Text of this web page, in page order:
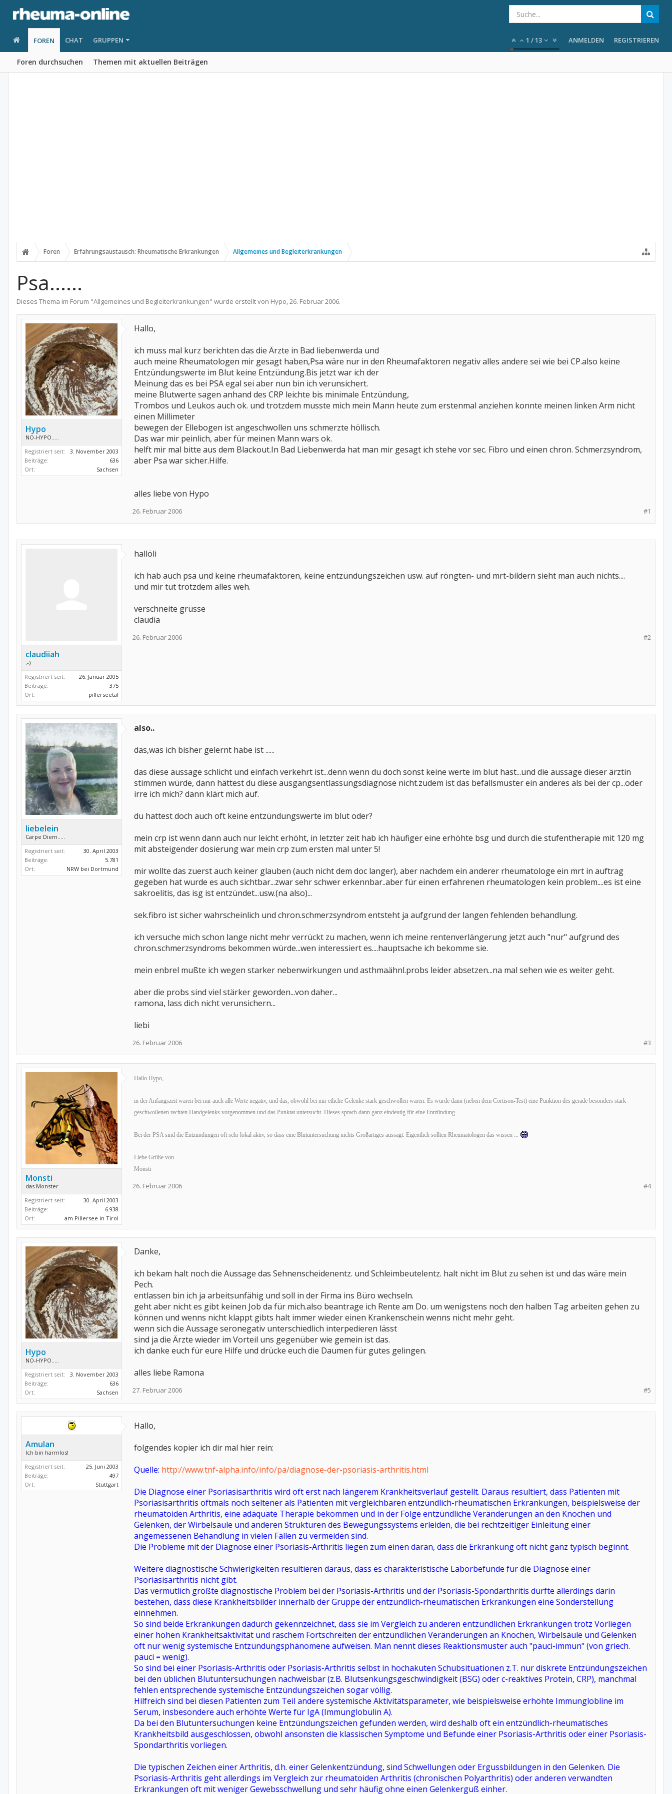
FOREN
Foren durchsuchen Themen mit aktuellen Beiträgen
CHAT GRUPPEN 1 /13 ANMELDEN REGISTRIEREN
Foren Erfahrungsaustausch: Rheumatische Erkrankungen Allgemeines und Begleiterkrankungen
Psa......
Dieses Thema im Forum "Allgemeines und Begleiterkrankungen" wurde erstellt von Hypo,26. Februar 2006.
Hypo
NO-HYPO.....
Registriert seit:
3. November 2003
Beiträge:
636
Ort:
Sachsen
Hallo,
ich muss mal kurz berichten das die Ärzte in Bad liebenwerda und
auch meine Rheumatologen mir gesagt haben,Psa wäre nur in den Rheumafaktoren negativ alles andere sei wie bei CP.also keine
Entzündungswerte im Blut keine Entzündung.Bis jetzt war ich der
Meinung das es bei PSA egal sei aber nun bin ich verunsichert.
meine Blutwerte sagen anhand des CRP leichte bis minimale Entzündung,
Trombos und Leukos auch ok. und trotzdem musste mich mein Mann heute zum erstenmal anziehen konnte meinen linken Arm nicht
einen Millimeter
bewegen der Ellebogen ist angeschwollen uns schmerzte höllisch.
Das war mir peinlich, aber für meinen Mann wars ok.
helft mir mal bitte aus dem Blackout.In Bad Liebenwerda hat man mir gesagt ich stehe vor sec. Fibro und einen chron. Schmerzsyndrom,
aber Psa war sicher.Hilfe.
alles liebe von Hypo
#1
26. Februar 2006
claudiiah
:-)
Registriert seit:
26. Januar 2005
Beiträge:
375
Ort:
pillerseetal
hallöli
ich hab auch psa und keine rheumafaktoren, keine entzündungszeichen usw. auf röngten- und mrt-bildern sieht man auch nichts....
und mir tut trotzdem alles weh.
verschneite grüsse
claudia
#2
26. Februar 2006
liebelein
Carpe Diem.....
Registriert seit:
30. April 2003
Beiträge:
5.781
Ort:
NRW bei Dortmund
also..
das,was ich bisher gelernt habe ist ......
das diese aussage schlicht und einfach verkehrt ist...denn wenn du doch sonst keine werte im blut hast...und die aussage dieser ärztin
stimmen würde, dann hättest du diese ausgangsentlassungsdiagnose nicht.zudem ist das befallsmuster ein anderes als bei der cp...oder
irre ich mich? dann klärt mich auf.
du hattest doch auch oft keine entzündungswerte im blut oder?
mein crp ist wenn dann auch nur leicht erhöht, in letzter zeit hab ich häufiger eine erhöhte bsg und durch die stufentherapie mit 120 mg
mit absteigender dosierung war mein crp zum ersten mal unter 5!
mir wollte das zuerst auch keiner glauben (auch nicht dem doc langer), aber nachdem ein anderer rheumatologe ein mrt in auftrag
gegeben hat wurde es auch sichtbar...zwar sehr schwer erkennbar..aber für einen erfahrenen rheumatologen kein problem....es ist eine
sakroelitis, das isg ist entzündet...usw.(na also)...
sek.fibro ist sicher wahrscheinlich und chron.schmerzsyndrom entsteht ja aufgrund der langen fehlenden behandlung.
ich versuche mich schon lange nicht mehr verrückt zu machen, wenn ich meine rentenverlängerung jetzt auch "nur" aufgrund des
chron.schmerzsyndroms bekommen würde...wen interessiert es....hauptsache ich bekomme sie.
mein enbrel mußte ich wegen starker nebenwirkungen und asthmaähnl.probs leider absetzen...na mal sehen wie es weiter geht.
aber die probs sind viel stärker geworden...von daher...
ramona, lass dich nicht verunsichern...
liebi
#3
26. Februar 2006
Monsti
das Monster
Registriert seit:
30. April 2003
Beiträge:
6.938
Ort:
am Pillersee in Tirol
Hallo Hypo,
in der Anfangszeit waren bei mir auch alle Werte negativ, und das, obwohl bei mir etliche Gelenke stark geschwollen waren. Es wurde dann (neben dem Cortison-Test) eine Punktion des gerade besonders stark
geschwollenen rechten Handgelenks vorgenommen und das Punktat untersucht. Dieses sprach dann ganz eindeutig für eine Entzündung.
Bei der PSA sind die Entzündungen oft sehr lokal aktiv, so dass eine Blutuntersuchung nichts Großartiges aussagt. Eigentlich sollten Rheumatologen das wissen ...
Liebe Grüße von
Monsti
#4
26. Februar 2006
Hypo
NO-HYPO.....
Registriert seit:
3. November 2003
Beiträge:
636
Ort:
Sachsen
Danke,
ich bekam halt noch die Aussage das Sehnenscheidenentz. und Schleimbeutelentz. halt nicht im Blut zu sehen ist und das wäre mein
Pech.
entlassen bin ich ja arbeitsunfähig und soll in der Firma ins Büro wechseln.
geht aber nicht es gibt keinen Job da für mich.also beantrage ich Rente am Do. um wenigstens noch den halben Tag arbeiten gehen zu
können und wenns nicht klappt gibts halt immer wieder einen Krankenschein wenns nicht mehr geht.
wenn sich die Aussage seronegativ unterschiedlich interpedieren lässt
sind ja die Ärzte wieder im Vorteil uns gegenüber wie gemein ist das.
ich danke euch für eure Hilfe und drücke euch die Daumen für gutes gelingen.
alles liebe Ramona
#5
27. Februar 2006
Amulan
Ich bin harmlos!
Registriert seit:
25. Juni 2003
Beiträge:
497
Ort:
Stuttgart
Hallo,
folgendes kopier ich dir mal hier rein:
Quelle: http://www.tnf-alpha.info/info/pa/diagnose-der-psoriasis-arthritis.html
Die Diagnose einer Psoriasisarthritis wird oft erst nach längerem Krankheitsverlauf gestellt. Daraus resultiert, dass Patienten mit
Psoriasisarthritis oftmals noch seltener als Patienten mit vergleichbaren entzündlich-rheumatischen Erkrankungen, beispielsweise der
rheumatoiden Arthritis, eine adäquate Therapie bekommen und in der Folge entzündliche Veränderungen an den Knochen und
Gelenken, der Wirbelsäule und anderen Strukturen des Bewegungssystems erleiden, die bei rechtzeitiger Einleitung einer
angemessenen Behandlung in vielen Fällen zu vermeiden sind.
Die Probleme mit der Diagnose einer Psoriasis-Arthritis liegen zum einen daran, dass die Erkrankung oft nicht ganz typisch beginnt.
Weitere diagnostische Schwierigkeiten resultieren daraus, dass es charakteristische Laborbefunde für die Diagnose einer
Psoriasisarthritis nicht gibt.
Das vermutlich größte diagnostische Problem bei der Psoriasis-Arthritis und der Psoriasis-Spondarthritis dürfte allerdings darin
bestehen, dass diese Krankheitsbilder innerhalb der Gruppe der entzündlich-rheumatischen Erkrankungen eine Sonderstellung
einnehmen.
So sind beide Erkrankungen dadurch gekennzeichnet, dass sie im Vergleich zu anderen entzündlichen Erkrankungen trotz Vorliegen
einer hohen Krankheitsaktivität und raschem Fortschreiten der entzündlichen Veränderungen an Knochen, Wirbelsäule und Gelenken
oft nur wenig systemische Entzündungsphänomene aufweisen. Man nennt dieses Reaktionsmuster auch "pauci-immun" (von griech.
pauci = wenig).
So sind bei einer Psoriasis-Arthritis oder Psoriasis-Arthritis selbst in hochakuten Schubsituationen z.T. nur diskrete Entzündungszeichen
bei den üblichen Blutuntersuchungen nachweisbar (z.B. Blutsenkungsgeschwindigkeit (BSG) oder c-reaktives Protein, CRP), manchmal
fehlen entsprechende systemische Entzündungszeichen sogar völlig.
Hilfreich sind bei diesen Patienten zum Teil andere systemische Aktivitätsparameter, wie beispielsweise erhöhte Immunglobline im
Serum, insbesondere auch erhöhte Werte für IgA (Immunglobulin A).
Da bei den Blutuntersuchungen keine Entzündungszeichen gefunden werden, wird deshalb oft ein entzündlich-rheumatisches
Krankheitsbild ausgeschlossen, obwohl ansonsten die klassischen Symptome und Befunde einer Psoriasis-Arthritis oder einer Psoriasis-
Spondarthritis vorliegen.
Die typischen Zeichen einer Arthritis, d.h. einer Gelenkentzündung, sind Schwellungen oder Ergussbildungen in den Gelenken. Die
Psoriasis-Arthritis geht allerdings im Vergleich zur rheumatoiden Arthritis (chronischen Polyarthritis) oder anderen verwandten
Erkrankungen oft mit weniger Gewebsschwellung und sehr häufig ohne einen Gelenkerguß einher.